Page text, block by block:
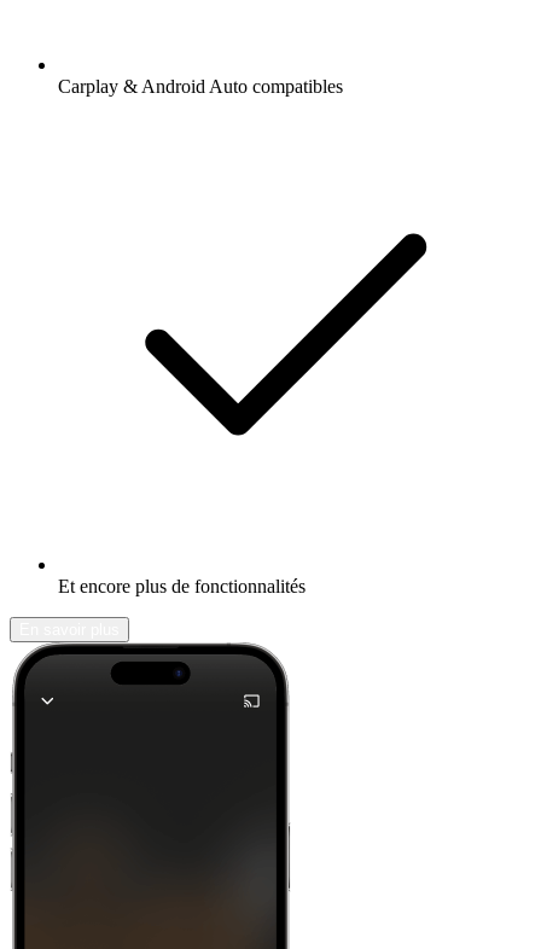
Carplay & Android Auto compatibles
Et encore plus de fonctionnalités